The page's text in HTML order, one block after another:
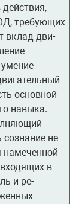
требующих
вклад дви­
умение
основ­ной
навыка.
не
намеченной
в
и ре­